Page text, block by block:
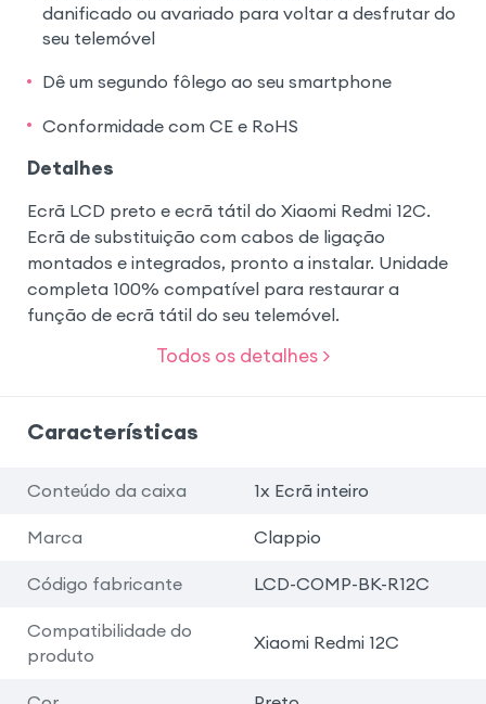
danificado ou avariado para voltar a desfrutar do
seu telemóvel
Dê um segundo fôlego ao seu smartphone
Conformidade com CE e RoHS
Detalhes
Ecrã LCD preto e ecrã tátil do Xiaomi Redmi 12C.
Ecrã de substituição com cabos de ligação
montados e integrados, pronto a instalar. Unidade
completa 100% compatível para restaurar a
função de ecrã tátil do seu telemóvel.
Todos os detalhes >
Características
Conteúdo da caixa 1x Ecrã inteiro
Marca Clappio
Código fabricante LCD-COMP-BK-R12C
Compatibilidade do
produto
Xiaomi Redmi 12C